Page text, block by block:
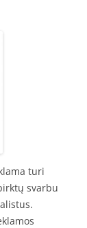
turi
svarbu